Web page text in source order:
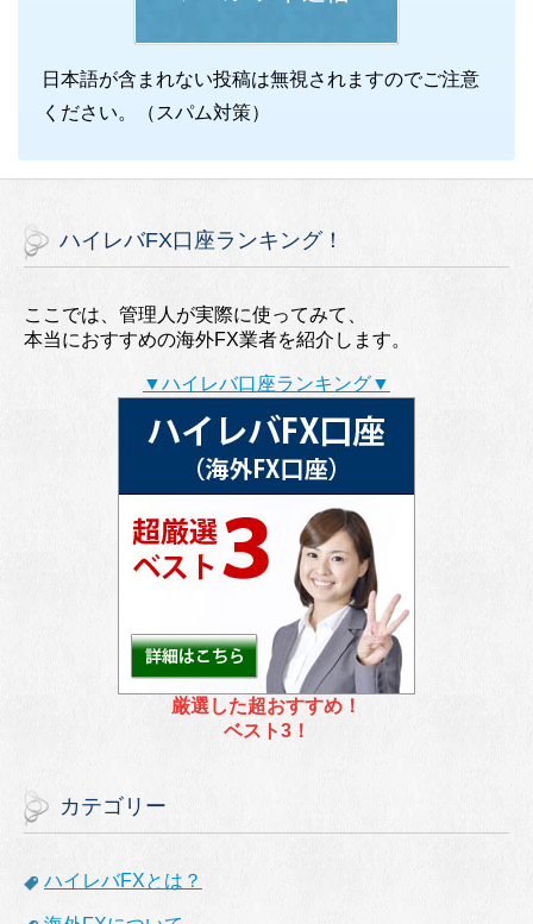
日本語が含まれない投稿は無視されますのでご注意
ください。（スパム対策）
ハイレバFX口座ランキング！
ここでは、管理人が実際に使ってみて、
本当におすすめの海外FX業者を紹介します。
▼ハイレバ口座ランキング▼
厳選した超おすすめ！
ベスト3！
カテゴリー
ハイレバFXとは？